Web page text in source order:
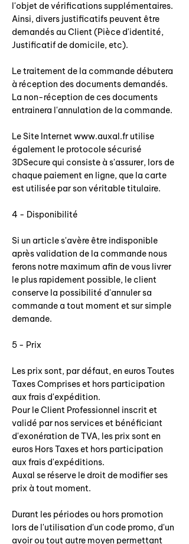
l'objet de vérifications supplémentaires.
Ainsi, divers justificatifs peuvent être
demandés au Client (Pièce d'identité,
Justificatif de domicile, etc).
Le traitement de la commande débutera
à réception des documents demandés.
La non-réception de ces documents
entrainera l'annulation de la commande.
Le Site Internet www.auxal.fr utilise
également le protocole sécurisé
3DSecure qui consiste à s'assurer, lors de
chaque paiement en ligne, que la carte
est utilisée par son véritable titulaire.
4 - Disponibilité
Si un article s'avère être indisponible
après validation de la commande nous
ferons notre maximum afin de vous livrer
le plus rapidement possible, le client
conserve la possibilité d'annuler sa
commande a tout moment et sur simple
demande.
5 - Prix
Les prix sont, par défaut, en euros Toutes
Taxes Comprises et hors participation
aux frais d'expédition.
Pour le Client Professionnel inscrit et
validé par nos services et bénéficiant
d'exonération de TVA, les prix sont en
euros Hors Taxes et hors participation
aux frais d'expéditions.
Auxal se réserve le droit de modifier ses
prix à tout moment.
Durant les périodes ou hors promotion
lors de l'utilisation d'un code promo, d'un
avoir ou tout autre moyen permettant